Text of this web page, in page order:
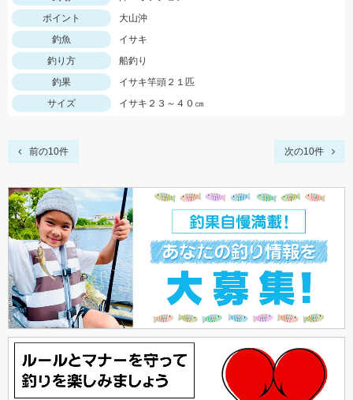
ポイント
大山沖
釣魚
イサキ
釣り方
船釣り
釣果
イサキ竿頭２１匹
サイズ
イサキ２３～４０㎝
前の10件 次の10件